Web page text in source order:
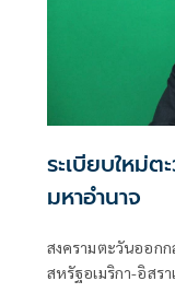
ระเบียบใหม่
มหาอำนาจ
สงครามตะวันออก
สหรัฐอเมริกา-อิสร